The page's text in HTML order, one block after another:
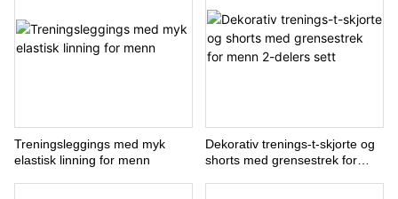
Treningsleggings med myk
elastisk linning for menn
Dekorativ trenings-t-skjorte og
shorts med grensestrek for